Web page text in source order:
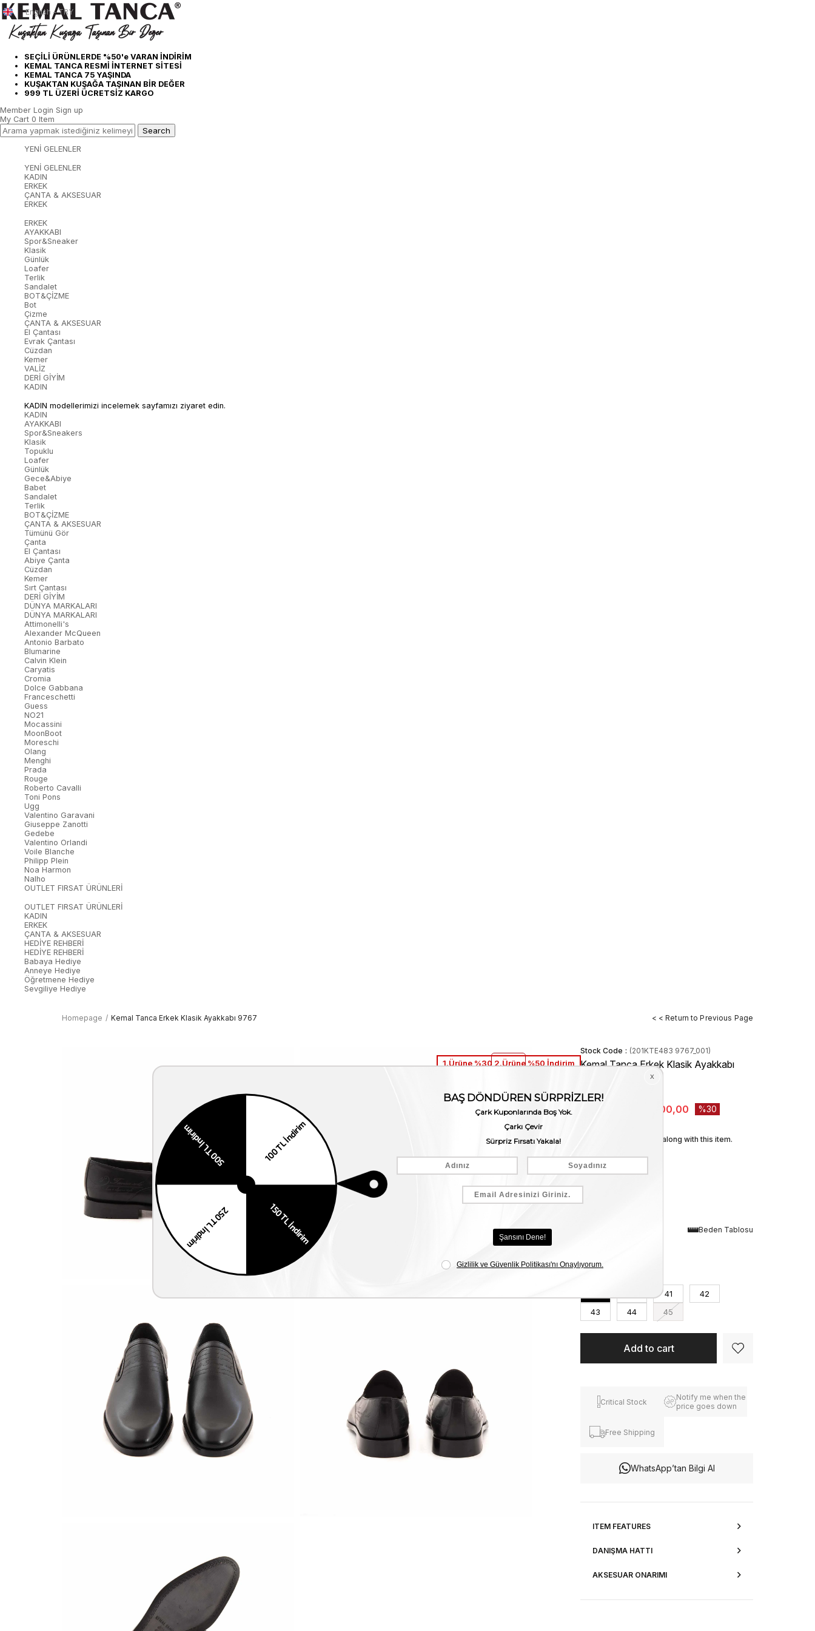
SEÇİLİ ÜRÜNLERDE %50'e VARAN İNDİRİM
KEMAL TANCA RESMİ İNTERNET SİTESİ
KEMAL TANCA 75 YAŞINDA
KUŞAKTAN KUŞAĞA TAŞINAN BİR DEĞER
999 TL ÜZERİ ÜCRETSİZ KARGO
English - TRY
Member Login Sign up
My Cart 0 Item
YENİ GELENLER
YENİ GELENLER
KADIN
ERKEK
ÇANTA & AKSESUAR
ERKEK
ERKEK
AYAKKABI
Spor&Sneaker
Klasik
Günlük
Loafer
Terlik
Sandalet
BOT&ÇİZME
Bot
Çizme
ÇANTA & AKSESUAR
El Çantası
Evrak Çantası
Cüzdan
Kemer
VALİZ
DERİ GİYİM
KADIN
KADIN modellerimizi incelemek sayfamızı ziyaret edin.
KADIN
AYAKKABI
Spor&Sneakers
Klasik
Topuklu
Loafer
Günlük
Gece&Abiye
Babet
Sandalet
Terlik
BOT&ÇİZME
ÇANTA & AKSESUAR
Tümünü Gör
Çanta
El Çantası
Abiye Çanta
Cüzdan
Kemer
Sırt Çantası
DERİ GİYİM
DÜNYA MARKALARI
DÜNYA MARKALARI
Attimonelli's
Alexander McQueen
Antonio Barbato
Blumarine
Calvin Klein
Caryatis
Cromia
Dolce Gabbana
Franceschetti
Guess
NO21
Mocassini
MoonBoot
Moreschi
Olang
Menghi
Prada
Rouge
Roberto Cavalli
Toni Pons
Ugg
Valentino Garavani
Giuseppe Zanotti
Gedebe
Valentino Orlandi
Voile Blanche
Philipp Plein
Noa Harmon
Nalho
OUTLET FIRSAT ÜRÜNLERİ
OUTLET FIRSAT ÜRÜNLERİ
KADIN
ERKEK
ÇANTA & AKSESUAR
HEDİYE REHBERİ
HEDİYE REHBERİ
Babaya Hediye
Anneye Hediye
Öğretmene Hediye
Sevgiliye Hediye
Homepage Kemal Tanca Erkek Klasik Ayakkabı 9767 < < Return to Previous Page
1.Ürüne %30 2.Ürüne %50 İndirim
Stock Code (201KTE483 9767_001)
Kemal Tanca Erkek Klasik Ayakkabı
Stock Amount
₺6.300,00 30
We recommend these along with this item.
Beden Tablosu
41
42
43
44 45
Critical Stock
Notify me when the
price goes down
Free Shipping
WhatsApp’tan Bilgi Al
ITEM FEATURES
DANIŞMA HATTI
AKSESUAR ONARIMI